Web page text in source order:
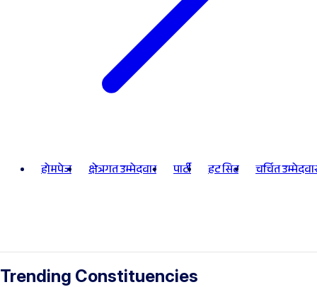
होमपेज क्षेत्रगत उम्मेदवार पार्टी हट सिट चर्चित
Trending Constituencies